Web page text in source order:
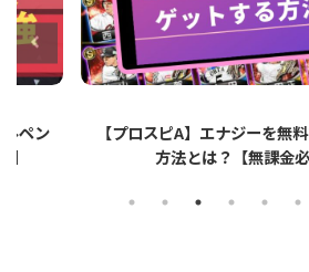
する
【プロスピA】ペーパーライ